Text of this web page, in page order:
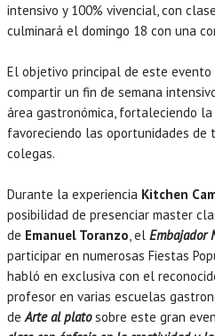
intensivo y 100% vivencial, con
culminará el domingo 18 con una
El objetivo principal de este
compartir un fin de semana
área gastronómica, fortaleciendo
favoreciendo las oportunidades
colegas.
Durante la experiencia Kitchen
posibilidad de presenciar master
de Emanuel Toranzo, el Embajador
participar en numerosas Fiestas
habló en exclusiva con el
profesor en varias escuelas
de Arte al platosobre este gran